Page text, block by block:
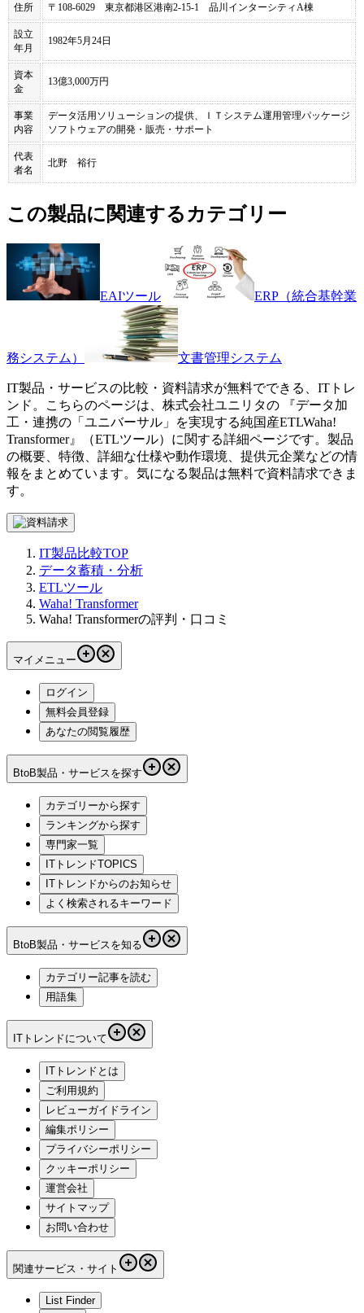
住所 〒108-6029 東京都港区港南2-15-1 品川インターシティA棟
設立
年月
1982年5月24日
資本
金
13億3,000万円
事業
内容
データ活用ソリューションの提供、ＩＴシステム運用管理パッケージ
ソフトウェアの開発・販売・サポート
代表
者名
北野 裕行
この製品に関連するカテゴリー
EAIツール ERP（統合基幹業
務システム） 文書管理システム
IT製品・サービスの比較・資料請求が無料でできる、ITトレ
ンド。こちらのページは、 株式会社ユニリタの 『データ加
工・連携の「ユニバーサル」を実現する純国産ETLWaha!
Transformer』（ETLツール）に関する詳細ページです。製品
の概要、特徴、詳細な仕様や動作環境、提供元企業などの情
報をまとめています。気になる製品は無料で資料請求できま
す。
IT製品比較TOP
データ蓄積・分析
ETLツール
Waha! Transformer
Waha! Transformerの評判・口コミ
マイメニュー
ログイン
無料会員登録
あなたの閲覧履歴
BtoB製品・サービスを探す
カテゴリーから探す
ランキングから探す
専門家一覧
ITトレンドTOPICS
ITトレンドからのお知らせ
よく検索されるキーワード
BtoB製品・サービスを知る
カテゴリー記事を読む
用語集
ITトレンドについて
ITトレンドとは
ご利用規約
レビューガイドライン
編集ポリシー
プライバシーポリシー
クッキーポリシー
運営会社
サイトマップ
お問い合わせ
関連サービス・サイト
List Finder